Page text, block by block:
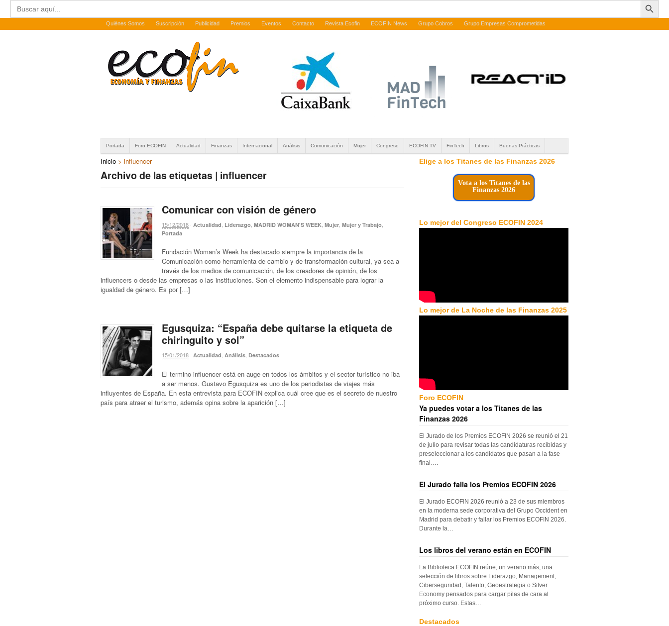
Buscar:
Quiénes Somos Suscripción Publicidad Premios Eventos Contacto Revista Ecofin ECOFIN News Grupo Cobros Grupo Empresas Comprometidas
Portada Foro ECOFIN Actualidad Finanzas Internacional Análisis Comunicación Mujer Congreso ECOFIN TV FinTech Libros Buenas Prácticas
Inicio > influencer
Archivo de las etiquetas | influencer
Comunicar con visión de género
15/12/2018 · Actualidad Liderazgo MADRID WOMAN'S WEEK Mujer Mujer y Trabajo
Portada
Fundación Woman’s Week ha destacado siempre la importancia de la
Comunicación como herramienta de cambio y de transformación cultural, ya sea a
través de los medios de comunicación, de los creadores de opinión, de los
influencers o desde las empresas o las instituciones. Son el elemento indispensable para lograr la
igualdad de género. Es por […]
Egusquiza: “España debe quitarse la etiqueta de
chiringuito y sol”
15/01/2018 · Actualidad Análisis Destacados
El termino influencer está en auge en todos los ámbitos y el sector turístico no iba
a ser menos. Gustavo Egusquiza es uno de los periodistas de viajes más
influyentes de España. En esta entrevista para ECOFIN explica cuál cree que es el secreto de nuestro
país para atraer el turismo, además opina sobre la aparición […]
Elige a los Titanes de las Finanzas 2026
Vota a los Titanes de las
Finanzas 2026
Lo mejor del Congreso ECOFIN 2024
Lo mejor de La Noche de las Finanzas 2025
Foro ECOFIN
Ya puedes votar a los Titanes de las
Finanzas 2026
El Jurado de los Premios ECOFIN 2026 se reunió el 21
de julio para revisar todas las candidaturas recibidas y
preseleccionar a los candidatos que pasan a la fase
final….
El Jurado falla los Premios ECOFIN 2026
El Jurado ECOFIN 2026 reunió a 23 de sus miembros
en la moderna sede corporativa del Grupo Occident en
Madrid para debatir y fallar los Premios ECOFIN 2026.
Durante la…
Los libros del verano están en ECOFIN
La Biblioteca ECOFIN reúne, un verano más, una
selección de libros sobre Liderazgo, Management,
Ciberseguridad, Talento, Geoestrategia o Silver
Economy pensados para cargar pilas de cara al
próximo curso. Estas…
Destacados